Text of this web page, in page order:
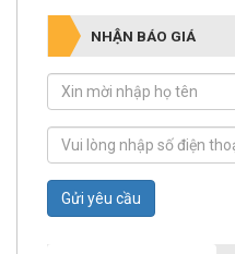
NHẬN BÁO GIÁ
Gửi yêu cầu